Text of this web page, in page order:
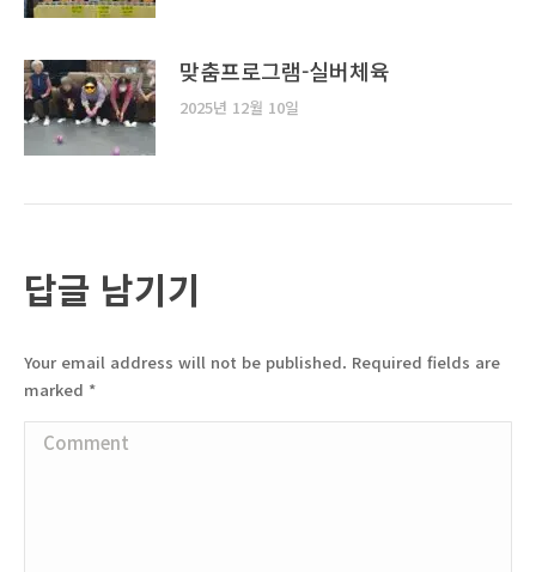
맞춤프로그램-실버체육
2025년 12월 10일
답글 남기기
Your email address will not be published. Required fields are
marked *
Comment